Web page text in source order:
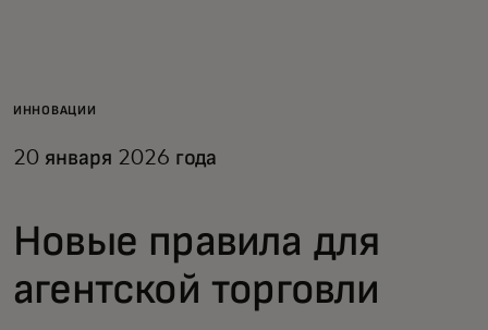
Для бизнеса
Для новаторов
ИННОВАЦИИ
20 января 2026 года
Новые правила для
агентской торговли